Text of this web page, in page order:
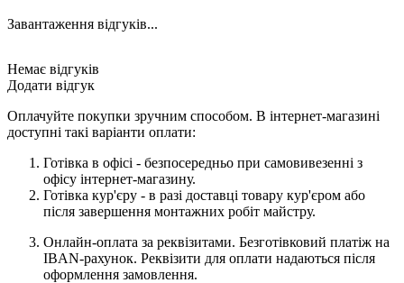
Завантаження відгуків...
Немає відгуків
Додати відгук
Оплачуйте покупки зручним способом. В інтернет-магазині
доступні такі варіанти оплати:
Готівка в офісі - безпосередньо при самовивезенні з
офісу інтернет-магазину.
Готівка кур'єру - в разі доставці товару кур'єром або
після завершення монтажних робіт майстру.
Онлайн-оплата за реквізитами. Безготівковий платіж на
IBAN-рахунок. Реквізити для оплати надаються після
оформлення замовлення.